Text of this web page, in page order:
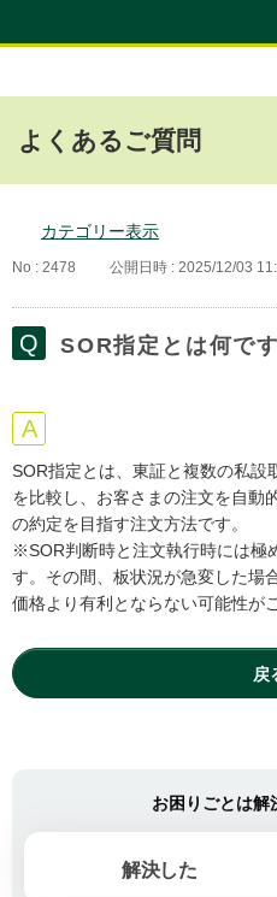
よくあるご質問
カテゴリー表示
No : 2478 公開日時 : 2025/12/03
SOR指定とは何です
SOR指定とは、東証と複数の私設
を比較し、お客さまの注文を自動
の約定を目指す注文方法です。
※SOR判断時と注文執行時には極
す。その間、板状況が急変した場
価格より有利とならない可能性が
戻
お困りごとは解
解決した